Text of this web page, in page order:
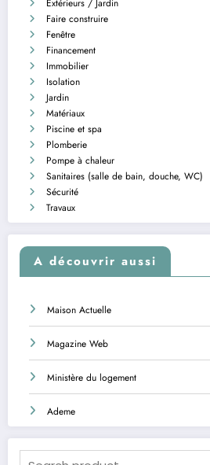
Extérieurs / Jardin
Faire construire
Fenêtre
Financement
Immobilier
Isolation
Jardin
Matériaux
Piscine et spa
Plomberie
Pompe à chaleur
Sanitaires (salle de bain, douche, WC)
Sécurité
Travaux
A découvrir aussi
Maison Actuelle
Magazine Web
Ministère du logement
Ademe